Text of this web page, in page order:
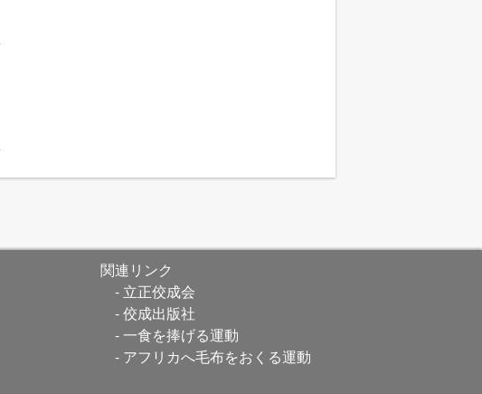
関連リンク
立正佼成会
佼成出版社
一食を捧げる運動
アフリカへ毛布をおくる運動